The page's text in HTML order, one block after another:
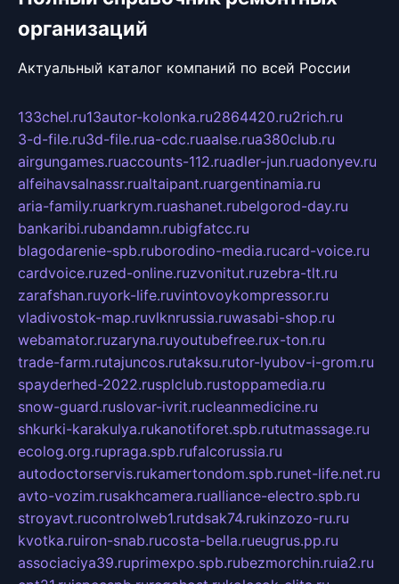
организаций
Актуальный каталог компаний по всей России
133chel.ru13autor-kolonka.ru2864420.ru2rich.ru
3-d-file.ru3d-file.rua-cdc.ruaalse.rua380club.ru
airgungames.ruaccounts-112.ruadler-jun.ruadonyev.ru
alfeihavsalnassr.rualtaipant.ruargentinamia.ru
aria-family.ruarkrym.ruashanet.rubelgorod-day.ru
bankaribi.rubandamn.rubigfatcc.ru
blagodarenie-spb.ruborodino-media.rucard-voice.ru
cardvoice.ruzed-online.ruzvonitut.ruzebra-tlt.ru
zarafshan.ruyork-life.ruvintovoykompressor.ru
vladivostok-map.ruvlknrussia.ruwasabi-shop.ru
webamator.ruzaryna.ruyoutubefree.rux-ton.ru
trade-farm.rutajuncos.rutaksu.rutor-lyubov-i-grom.ru
spayderhed-2022.rusplclub.rustoppamedia.ru
snow-guard.ruslovar-ivrit.rucleanmedicine.ru
shkurki-karakulya.rukanotiforet.spb.rututmassage.ru
ecolog.org.rupraga.spb.rufalcorussia.ru
autodoctorservis.rukamertondom.spb.runet-life.net.ru
avto-vozim.rusakhcamera.rualliance-electro.spb.ru
stroyavt.rucontrolweb1.rutdsak74.rukinzozo-ru.ru
kvotka.ruiron-snab.rucosta-bella.rueugrus.pp.ru
associaciya39.ruprimexpo.spb.rubezmorchin.ruia2.ru